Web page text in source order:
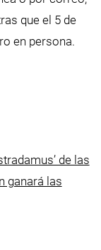
que el 5 de
en persona.
de las
ganará las